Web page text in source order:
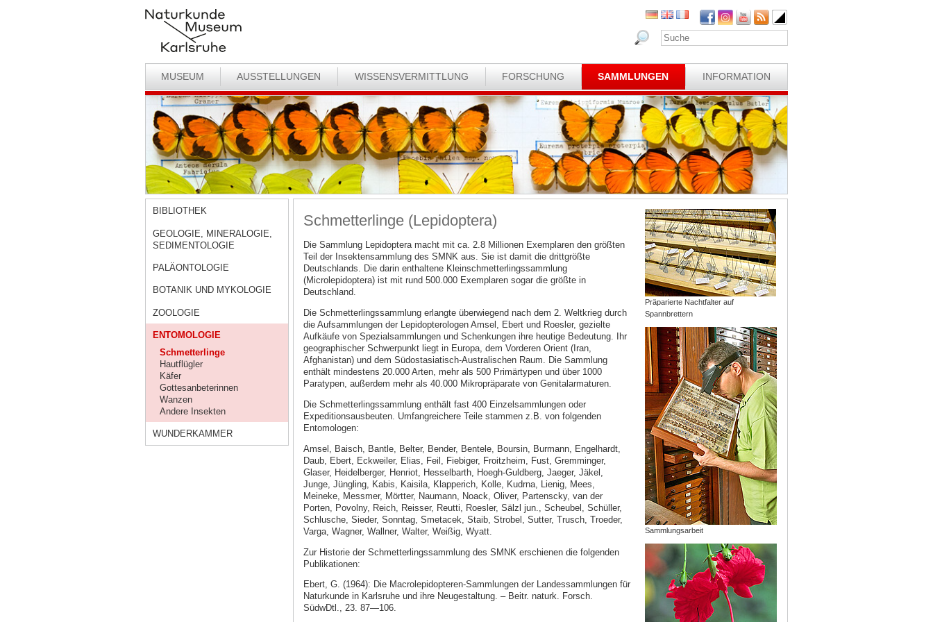
MUSEUM AUSSTELLUNGEN WISSENSVERMITTLUNG FORSCHUNG SAMMLUNGEN INFORMATION
BIBLIOTHEK
GEOLOGIE, MINERALOGIE,
SEDIMENTOLOGIE
PALÄONTOLOGIE
BOTANIK UND MYKOLOGIE
ZOOLOGIE
ENTOMOLOGIE
Schmetterlinge
Hautflügler
Käfer
Gottesanbeterinnen
Wanzen
Andere Insekten
WUNDERKAMMER
Schmetterlinge (Lepidoptera)
Die Sammlung Lepidoptera macht mit ca. 2.8 Millionen Exemplaren den größten
Teil der Insektensammlung des SMNK aus. Sie ist damit die drittgrößte
Deutschlands. Die darin enthaltene Kleinschmetterlingssammlung
(Microlepidoptera) ist mit rund 500.000 Exemplaren sogar die größte in
Deutschland.
Die Schmetterlingssammlung erlangte überwiegend nach dem 2. Weltkrieg durch
die Aufsammlungen der Lepidopterologen Amsel, Ebert und Roesler, gezielte
Aufkäufe von Spezialsammlungen und Schenkungen ihre heutige Bedeutung. Ihr
geographischer Schwerpunkt liegt in Europa, dem Vorderen Orient (Iran,
Afghanistan) und dem Südostasiatisch-Australischen Raum. Die Sammlung
enthält mindestens 20.000 Arten, mehr als 500 Primärtypen und über 1000
Paratypen, außerdem mehr als 40.000 Mikropräparate von Genitalarmaturen.
Die Schmetterlingssammlung enthält fast 400 Einzelsammlungen oder
Expeditionsausbeuten. Umfangreichere Teile stammen z.B. von folgenden
Entomologen:
Amsel, Baisch, Bantle, Belter, Bender, Bentele, Boursin, Burmann, Engelhardt,
Daub, Ebert, Eckweiler, Elias, Feil, Fiebiger, Froitzheim, Fust, Gremminger,
Glaser, Heidelberger, Henriot, Hesselbarth, Hoegh-Guldberg, Jaeger, Jäkel,
Junge, Jüngling, Kabis, Kaisila, Klapperich, Kolle, Kudrna, Lienig, Mees,
Meineke, Messmer, Mörtter, Naumann, Noack, Oliver, Partenscky, van der
Porten, Povolny, Reich, Reisser, Reutti, Roesler, Sälzl jun., Scheubel, Schüller,
Schlusche, Sieder, Sonntag, Smetacek, Staib, Strobel, Sutter, Trusch, Troeder,
Varga, Wagner, Wallner, Walter, Weißig, Wyatt.
Zur Historie der Schmetterlingssammlung des SMNK erschienen die folgenden
Publikationen:
Ebert, G. (1964): Die Macrolepidopteren-Sammlungen der Landessammlungen für
Naturkunde in Karlsruhe und ihre Neugestaltung. – Beitr. naturk. Forsch.
SüdwDtl., 23. 87—106.
Präparierte Nachtfalter auf
Spannbrettern
Sammlungsarbeit